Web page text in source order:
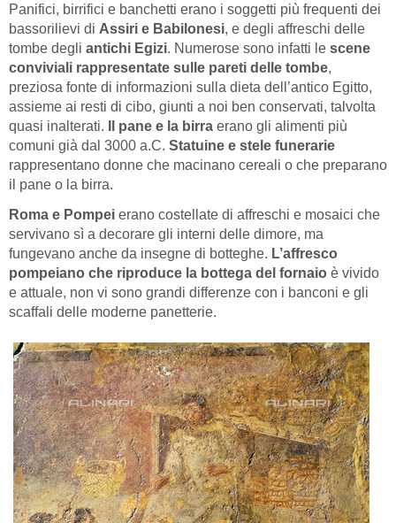
Panifici, birrifici e banchetti erano i soggetti più frequenti dei
bassorilievi di Assiri e Babilonesi, e degli affreschi delle
tombe degli antichi Egizi. Numerose sono infatti le scene
conviviali rappresentate sulle pareti delle tombe,
preziosa fonte di informazioni sulla dieta dell’antico Egitto,
assieme ai resti di cibo, giunti a noi ben conservati, talvolta
quasi inalterati.
Il pane e la birra erano gli alimenti più
comuni già dal 3000 a.C. Statuine e stele funerarie
rappresentano donne che macinano cereali o che preparano
il pane o la birra.
Roma e Pompei erano costellate di affreschi e mosaici che
servivano sì a decorare gli interni delle dimore, ma
fungevano anche da insegne di botteghe. L’affresco
pompeiano che riproduce la bottega del fornaio è vivido
e attuale, non vi sono grandi differenze con i banconi e gli
scaffali delle moderne panetterie.